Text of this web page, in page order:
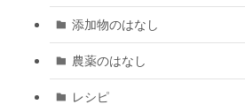
添加物のはなし
農薬のはなし
レシピ